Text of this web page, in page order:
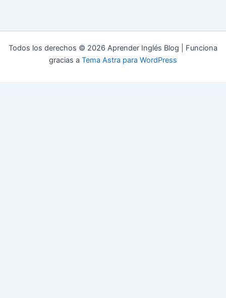
Todos los derechos © 2026 Aprender Inglés Blog | Funciona
gracias a Tema Astra para WordPress